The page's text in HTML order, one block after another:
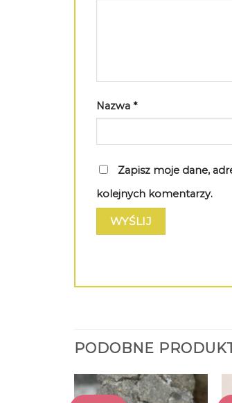
Nazwa *
Zapisz moje dane,
kolejnych komentarzy.
PODOBNE